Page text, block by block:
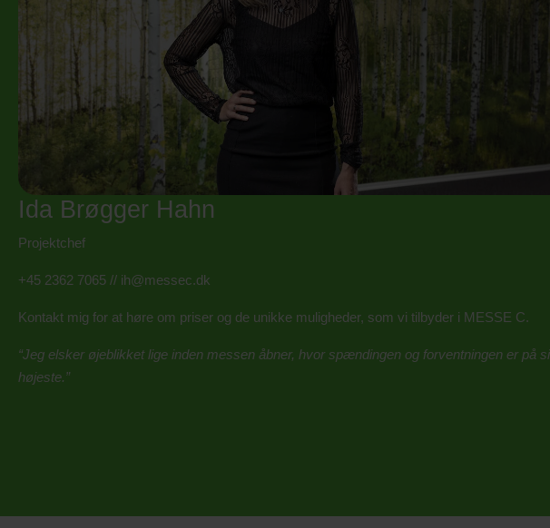
Ida Brøgger Hahn
Projektchef
+45 2362 7065 // ih@messec.dk
Kontakt mig for at høre om priser og de unikke muligheder, som vi tilbyder i MESSE C.
“Jeg elsker øjeblikket lige inden messen åbner, hvor spændingen og forventningen er på
højeste.”